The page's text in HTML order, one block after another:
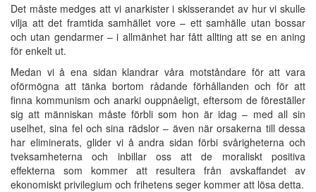
Det måste medges att vi anarkister i skisserandet av hur vi skulle
vilja att det framtida samhället vore – ett samhälle utan bossar
och utan gendarmer – i allmänhet har fått allting att se en aning
för enkelt ut.
Medan vi å ena sidan klandrar våra motståndare för att vara
oförmögna att tänka bortom rådande förhållanden och för att
finna kommunism och anarki ouppnåeligt, eftersom de föreställer
sig att människan måste förbli som hon är idag – med all sin
uselhet, sina fel och sina rädslor – även när orsakerna till dessa
har eliminerats, glider vi å andra sidan förbi svårigheterna och
tveksamheterna och inbillar oss att de moraliskt positiva
effekterna som kommer att resultera från avskaffandet av
ekonomiskt privilegium och frihetens seger kommer att lösa detta.